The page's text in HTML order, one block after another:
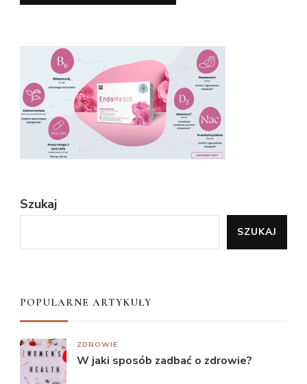
Szukaj
SZUKAJ
POPULARNE ARTYKUŁY
ZDROWIE
W jaki sposób zadbać o zdrowie?